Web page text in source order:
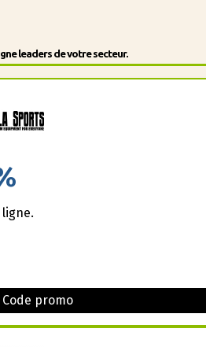
leaders de votre secteur.
promo